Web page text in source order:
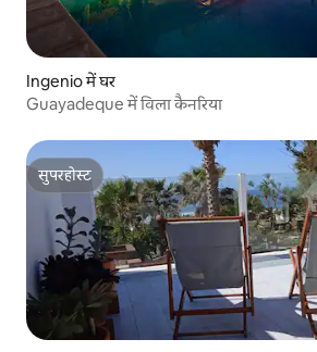
Ingenio में घर
Guayadeque में विला कैनरिया
सुपरहोस्ट
सुपरहोस्ट